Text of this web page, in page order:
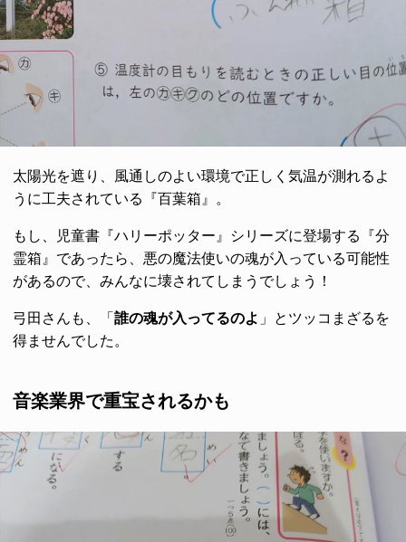
太陽光を遮り、風通しのよい環境で正しく気温が測れるよ
うに工夫されている『百葉箱』。
もし、児童書『ハリーポッター』シリーズに登場する『分
霊箱』であったら、悪の魔法使いの魂が入っている可能性
があるので、みんなに壊されてしまうでしょう！
弓田さんも、「 誰の魂が入ってるのよ 」とツッコまざるを
得ませんでした。
音楽業界で重宝されるかも